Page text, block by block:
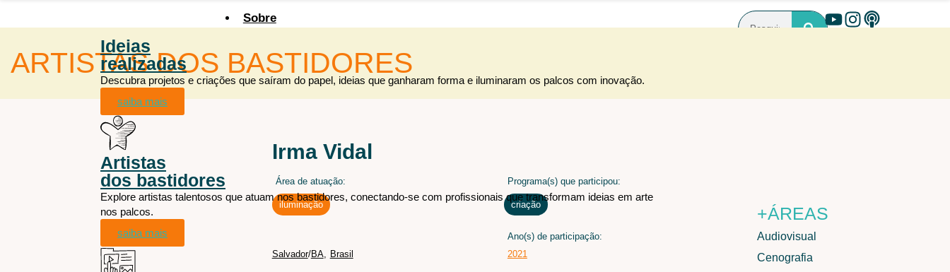
Sobre
Ideias
inovação.
saiba mais
dos bastidores
Ideias
realizadas
Descubra projetos e criações que saíram do papel, ideias que ganharam forma e iluminaram os palcos com inovação.
saiba mais
Artistas
dos bastidores
Explore artistas talentosos que atuam nos bastidores, conectando-se com profissionais que transformam ideias em arte
nos palcos.
saiba mais
ARTISTAS DOS BASTIDORES
+ÁREAS
Audiovisual
Cenografia
Irma Vidal
Área de atuação:
iluminação
Programa(s) que participou:
criação
Salvador/BA, Brasil
Ano(s) de participação:
2021
+ÁREAS
Audiovisual
Cenografia